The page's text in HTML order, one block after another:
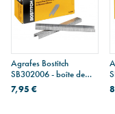
Agrafes Bostitch
SB302006 - boîte de
5000
7,95 €